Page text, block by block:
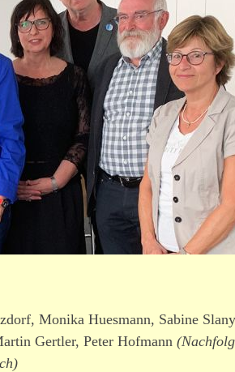
Monika Huesmann, Sabine Slany
Gertler, Peter Hofmann